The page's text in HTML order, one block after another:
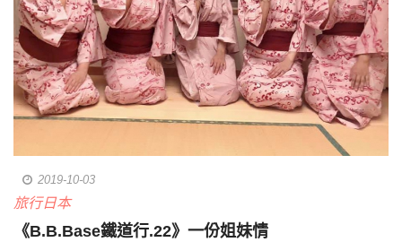
2019-10-03
旅行日本
《B.B.Base鐵道行.22》一份姐妹情